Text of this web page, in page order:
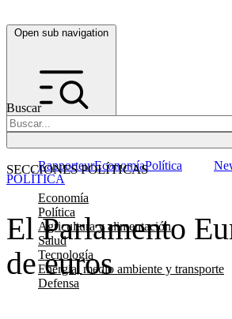
Open sub navigation
Buscar
SECCIONES POLÍTICAS
Economía
Política
Agricultura y alimentación
Salud
Tecnología
Energía, medio ambiente y transporte
Defensa
RapporteurEconomíaPolítica
El Parlamento
de euros
POLÍTICA